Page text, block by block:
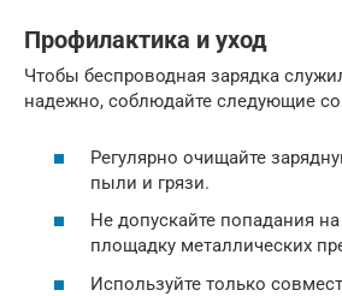
Профилактика и уход
Чтобы беспроводная зарядка
надежно, соблюдайте следующие
Регулярно очищайте
пыли и грязи.
Не допускайте попадания
площадку металлических
Используйте только